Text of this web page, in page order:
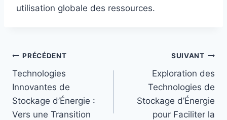
utilisation globale des ressources.
Navigation
de
l’article
PRÉCÉDENT
Technologies
Innovantes de
Stockage d’Énergie :
Vers une Transition
SUIVANT
Exploration des
Technologies de
Stockage d’Énergie
pour Faciliter la